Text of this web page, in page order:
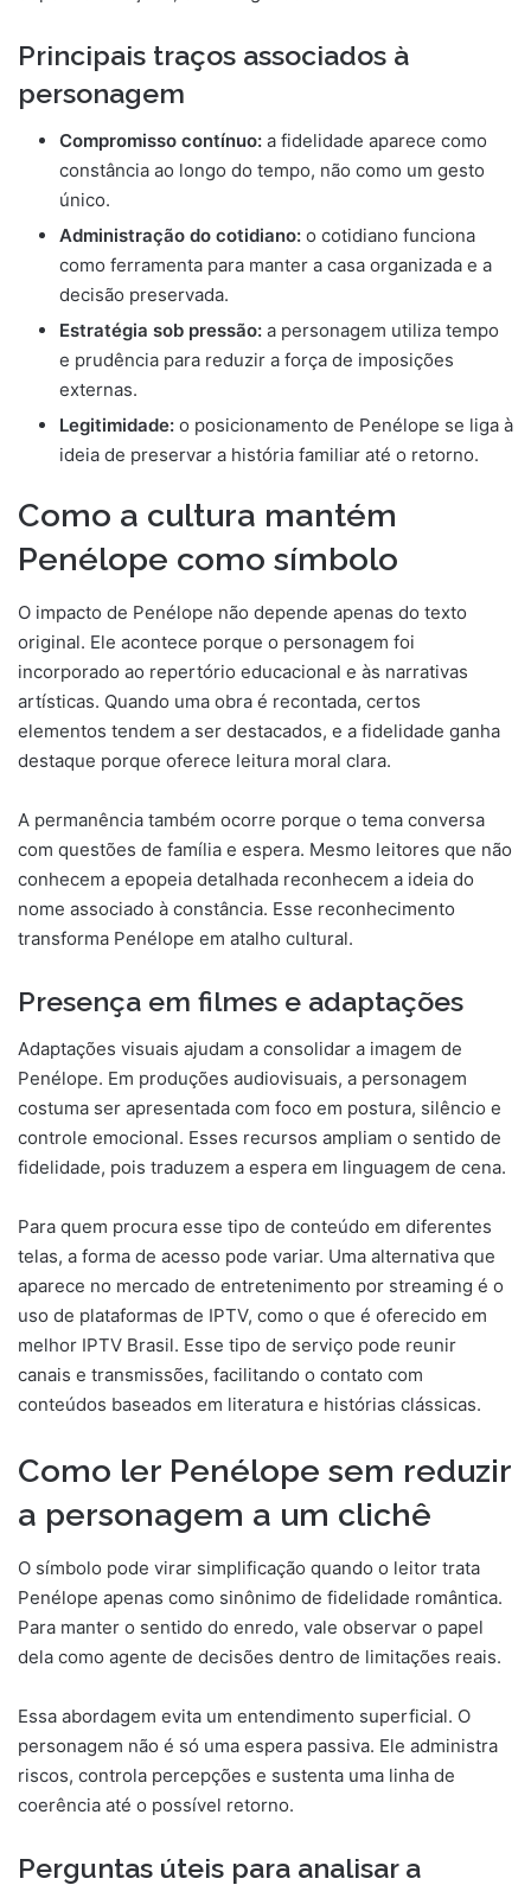
Principais traços associados à
personagem
Compromisso contínuo: a fidelidade aparece como
constância ao longo do tempo, não como um gesto
único.
Administração do cotidiano: o cotidiano funciona
como ferramenta para manter a casa organizada e a
decisão preservada.
Estratégia sob pressão: a personagem utiliza tempo
e prudência para reduzir a força de imposições
externas.
Legitimidade: o posicionamento de Penélope se liga à
ideia de preservar a história familiar até o retorno.
Como a cultura mantém
Penélope como símbolo
O impacto de Penélope não depende apenas do texto
original. Ele acontece porque o personagem foi
incorporado ao repertório educacional e às narrativas
artísticas. Quando uma obra é recontada, certos
elementos tendem a ser destacados, e a fidelidade ganha
destaque porque oferece leitura moral clara.
A permanência também ocorre porque o tema conversa
com questões de família e espera. Mesmo leitores que não
conhecem a epopeia detalhada reconhecem a ideia do
nome associado à constância. Esse reconhecimento
transforma Penélope em atalho cultural.
Presença em filmes e adaptações
Adaptações visuais ajudam a consolidar a imagem de
Penélope. Em produções audiovisuais, a personagem
costuma ser apresentada com foco em postura, silêncio e
controle emocional. Esses recursos ampliam o sentido de
fidelidade, pois traduzem a espera em linguagem de cena.
Para quem procura esse tipo de conteúdo em diferentes
telas, a forma de acesso pode variar. Uma alternativa que
aparece no mercado de entretenimento por streaming é o
uso de plataformas de IPTV, como o que é oferecido em
melhor IPTV Brasil. Esse tipo de serviço pode reunir
canais e transmissões, facilitando o contato com
conteúdos baseados em literatura e histórias clássicas.
Como ler Penélope sem reduzir
a personagem a um clichê
O símbolo pode virar simplificação quando o leitor trata
Penélope apenas como sinônimo de fidelidade romântica.
Para manter o sentido do enredo, vale observar o papel
dela como agente de decisões dentro de limitações reais.
Essa abordagem evita um entendimento superficial. O
personagem não é só uma espera passiva. Ele administra
riscos, controla percepções e sustenta uma linha de
coerência até o possível retorno.
Perguntas úteis para analisar a